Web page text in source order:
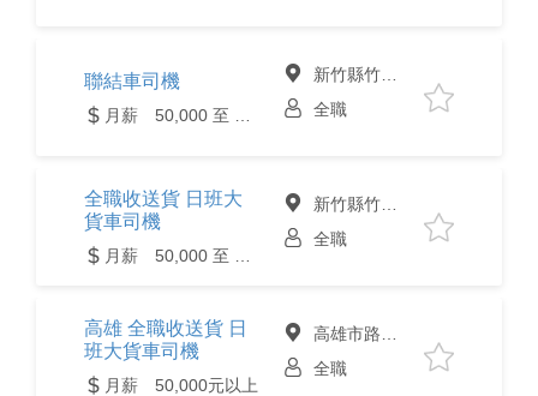
聯結車司機
新竹縣竹北市
全職
全職收送貨 日班大
貨車司機
新竹縣竹北市
全職
高雄 全職收送貨 日
班大貨車司機
月薪 50,000元以上
高雄市路竹區
全職